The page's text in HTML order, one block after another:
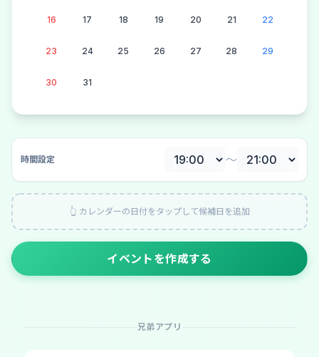
16 17 18 19 20 21 22
23 24 25 26 27 28 29
30 31
時間設定 〜
👆 カレンダーの日付をタップして候補日を追加
イベントを作成する
兄弟アプリ